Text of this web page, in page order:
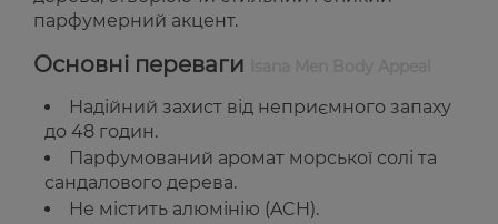
парфумерний акцент.
Основні переваги
Надійний захист від неприємного запаху
до 48 годин.
Парфумований аромат морської солі та
сандалового дерева.
Не містить алюмінію (ACH).